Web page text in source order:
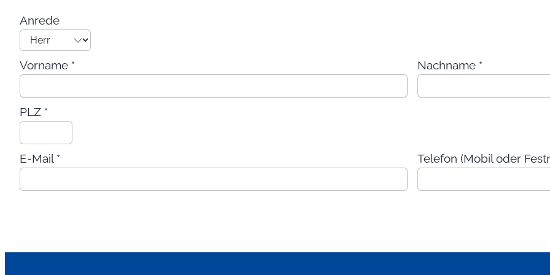
Anrede
Vorname * Nachname *
PLZ *
E-Mail * Telefon (Mobil oder